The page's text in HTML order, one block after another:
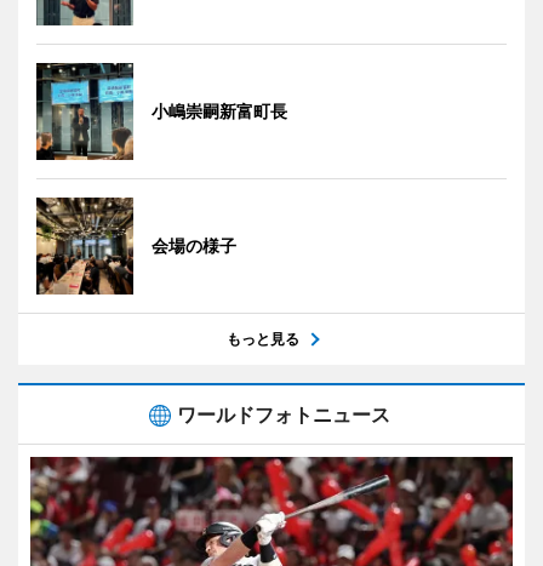
小嶋崇嗣新富町長
会場の様子
もっと見る
ワールドフォトニュース